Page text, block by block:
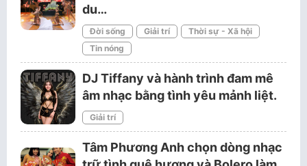
du…
Đời sống Giải trí
Thời sự - Xã hội
Tin nóng
DJ Tiffany và hành trình đam mê
âm nhạc bằng tình yêu mảnh liệt.
Giải trí
Tâm Phương Anh chọn dòng nhạc